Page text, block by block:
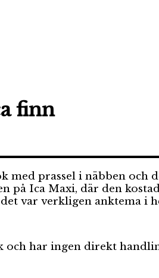
finn
med prassel i näbben och
på Ica Maxi, där den
var verkligen anktema i
och har ingen direkt